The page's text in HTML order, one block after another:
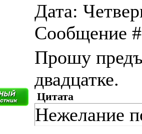
Дата:
Сообщение
Прошу
двадцатке.
Цитата
Нежелание